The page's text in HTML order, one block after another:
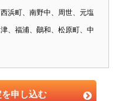
浜町、南野中、周世、元塩
、福浦、鷆和、松原町、中
申し込む